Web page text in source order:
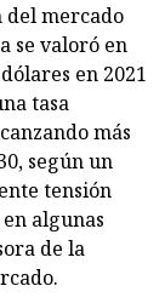
del mercado
se valoró en
en 2021
tasa
más
según un
tensión
algunas
de la